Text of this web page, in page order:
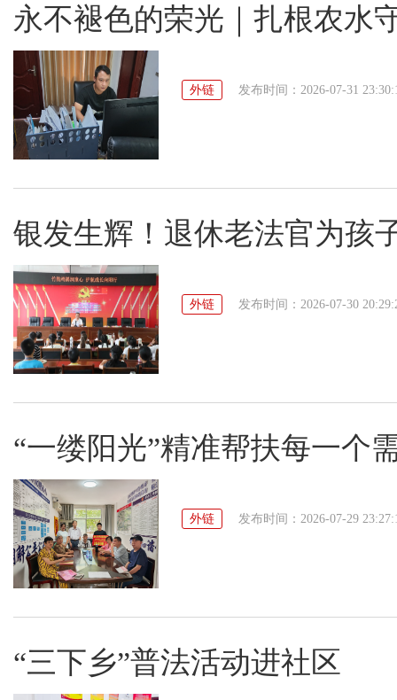
永不褪色的荣光｜扎根农水
外链 发布时间：2026-07-31
银发生辉！退休老法官为孩
外链 发布时间：2026-07-30
“一缕阳光”精准帮扶每一个
外链 发布时间：2026-07-29
“三下乡”普法活动进社区